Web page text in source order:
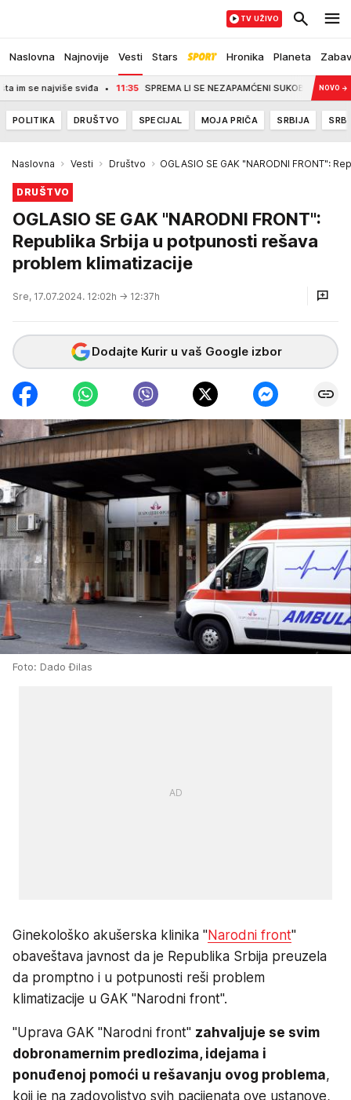
Naslovna Najnovije Vesti Stars Hronika Planeta
TV UŽIVO
najviše sviđa 11:35 SPREMA LI SE NEZAPAMĆENI SUKOB OKO NOVO →
POLITIKA DRUŠTVO SPECIJAL MOJA PRIČA SRBIJA
Naslovna Vesti Društvo OGLASIO SE GAK "NARODNI FRONT":
DRUŠTVO
OGLASIO SE GAK "NARODNI FRONT":
Republika Srbija u potpunosti rešava
problem klimatizacije
Sre, 17.07.2024. 12:02h → 12:37h
Dodajte Kurir u vaš Google izbor
Foto: Dado Đilas
Ginekološko akušerska klinika "Narodni front"
obaveštava javnost da je Republika Srbija preuzela
da promptno i u potpunosti reši problem
klimatizacije u GAK "Narodni front".
"Uprava GAK "Narodni front" zahvaljuje se svim
dobronamernim predlozima, idejama i
ponuđenoj pomoći u rešavanju ovog problema,
koji je na zadovoljstvo svih pacijenata ove ustanove,